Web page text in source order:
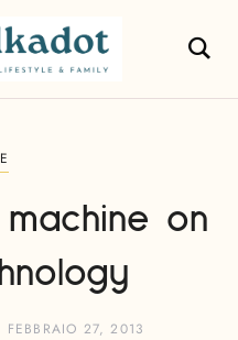
on
FEBBRAIO 27, 2013